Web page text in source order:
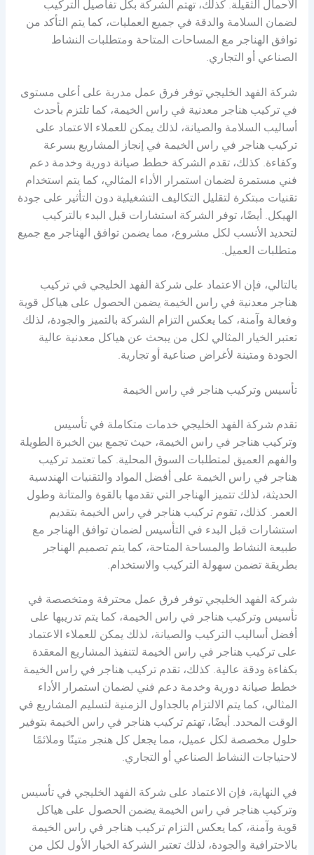
الأحمال الثقيلة. كذلك، تهتم الشركة بكل تفاصيل التركيب
لضمان السلامة والدقة في جميع العمليات، كما يتم التأكد من
توافق الهناجر مع المساحات المتاحة ومتطلبات النشاط
الصناعي أو التجاري.
شركة الفهد الخليجي توفر فرق عمل مدربة على أعلى مستوى
في تركيب هناجر معدنية في راس الخيمة، كما تلتزم بأحدث
أساليب السلامة والصيانة، لذلك يمكن للعملاء الاعتماد على
تركيب هناجر في راس الخيمة في إنجاز المشاريع بسرعة
وكفاءة. كذلك، تقدم الشركة خطط صيانة دورية وخدمة دعم
فني مستمرة لضمان استمرار الأداء المثالي، كما يتم استخدام
تقنيات مبتكرة لتقليل التكاليف التشغيلية دون التأثير على جودة
الهيكل. أيضًا، توفر الشركة استشارات قبل البدء بالتركيب
لتحديد الأنسب لكل مشروع، مما يضمن توافق الهناجر مع جميع
متطلبات العميل.
بالتالي، فإن الاعتماد على شركة الفهد الخليجي في تركيب
هناجر معدنية في راس الخيمة يضمن الحصول على هياكل قوية
وفعالة وآمنة، كما يعكس التزام الشركة بالتميز والجودة، لذلك
تعتبر الخيار المثالي لكل من يبحث عن هياكل معدنية عالية
الجودة ومتينة لأغراض صناعية أو تجارية.
تأسيس وتركيب هناجر في راس الخيمة
تقدم شركة الفهد الخليجي خدمات متكاملة في تأسيس
وتركيب هناجر في راس الخيمة، حيث تجمع بين الخبرة الطويلة
والفهم العميق لمتطلبات السوق المحلية. كما تعتمد تركيب
هناجر في راس الخيمة على أفضل المواد والتقنيات الهندسية
الحديثة، لذلك تتميز الهناجر التي تقدمها بالقوة والمتانة وطول
العمر. كذلك، تقوم تركيب هناجر في راس الخيمة بتقديم
استشارات قبل البدء في التأسيس لضمان توافق الهناجر مع
طبيعة النشاط والمساحة المتاحة، كما يتم تصميم الهناجر
بطريقة تضمن سهولة التركيب والاستخدام.
شركة الفهد الخليجي توفر فرق عمل محترفة ومتخصصة في
تأسيس وتركيب هناجر في راس الخيمة، كما يتم تدريبها على
أفضل أساليب التركيب والصيانة، لذلك يمكن للعملاء الاعتماد
على تركيب هناجر في راس الخيمة لتنفيذ المشاريع المعقدة
بكفاءة ودقة عالية. كذلك، تقدم تركيب هناجر في راس الخيمة
خطط صيانة دورية وخدمة دعم فني لضمان استمرار الأداء
المثالي، كما يتم الالتزام بالجداول الزمنية لتسليم المشاريع في
الوقت المحدد. أيضًا، تهتم تركيب هناجر في راس الخيمة بتوفير
حلول مخصصة لكل عميل، مما يجعل كل هنجر متينًا وملائمًا
لاحتياجات النشاط الصناعي أو التجاري.
في النهاية، فإن الاعتماد على شركة الفهد الخليجي في تأسيس
وتركيب هناجر في راس الخيمة يضمن الحصول على هياكل
قوية وآمنة، كما يعكس التزام تركيب هناجر في راس الخيمة
بالاحترافية والجودة، لذلك تعتبر الشركة الخيار الأول لكل من